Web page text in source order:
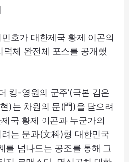
민호가 대한제국 황제 이곤의
덕체 완전체 포스를 공개했
킹-영원의 군주’(극본 김은
)는 차원의 문(門)을 닫으려
국 황제 이곤과 누군가의
는 문과(文科)형 대한민국
를 넘나드는 공조를 통해 그